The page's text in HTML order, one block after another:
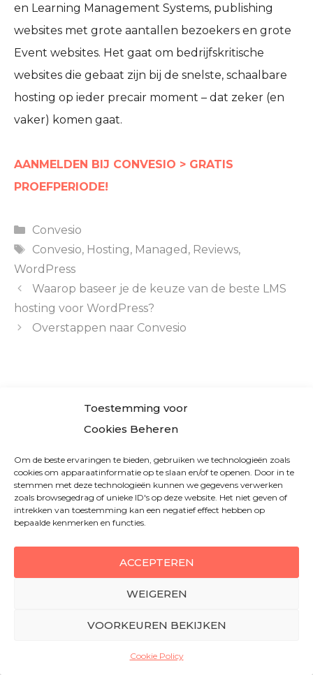
Toestemming voor
Cookies Beheren
Om de beste ervaringen te bieden, gebruiken we technologieën zoals
cookies om apparaatinformatie op te slaan en/of te openen. Door in te
stemmen met deze technologieën kunnen we gegevens verwerken
zoals browsegedrag of unieke ID's op deze website. Het niet geven of
intrekken van toestemming kan een negatief effect hebben op
bepaalde kenmerken en functies.
ACCEPTEREN
WEIGEREN
VOORKEUREN BEKIJKEN
Cookie Policy
en Learning Management Systems, publishing
websites met grote aantallen bezoekers en grote
Event websites. Het gaat om bedrijfskritische
websites die gebaat zijn bij de snelste, schaalbare
hosting op ieder precair moment – dat zeker (en
vaker) komen gaat.
AANMELDEN BIJ CONVESIO > GRATIS
PROEFPERIODE!
Categories
Convesio
Tags
Convesio, Hosting, Managed , Reviews,
WordPress
Waarop baseer je de keuze van de beste LMS
hosting voor WordPress?
Overstappen naar Convesio
WordPress
Hosting
Managed WordPress hosting
WordPress hosting kosten
WooCommerce hosting
Hosting voor membership website
Hosting media, nieuwssites en publishers
Beste WooCommerce hosting kiezen
Klant worden van Convesio: zo werkt het